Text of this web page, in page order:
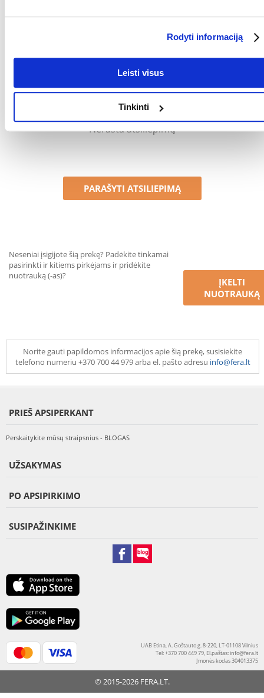
Rodyti informaciją
Leisti visus
Tinkinti
įsigijo. Žvaigždučių įvertinimas yra visų įvertinimų vidurkis.
atsiliepimus.
Nerasta atsiliepimų
PARAŠYTI ATSILIEPIMĄ
Neseniai įsigijote šią prekę? Padėkite tinkamai
pasirinkti ir kitiems pirkėjams ir pridėkite
nuotrauką (-as)?
ĮKELTI
NUOTRAUKĄ
Norite gauti papildomos informacijos apie šią prekę, susisiekite
telefono numeriu +370 700 44 979 arba el. pašto adresu info@fera.lt
PRIEŠ APSIPERKANT
Perskaitykite mūsų straipsnius - BLOGAS
UŽSAKYMAS
PO APSIPIRKIMO
SUSIPAŽINKIME
UAB Etina, A. Goštauto g. 8-220, LT-01108 Vilnius
Tel: +370 700 449 79, El.paštas:info@fera.lt
Įmonės kodas 304013375
© 2015-2026 FERA.LT.